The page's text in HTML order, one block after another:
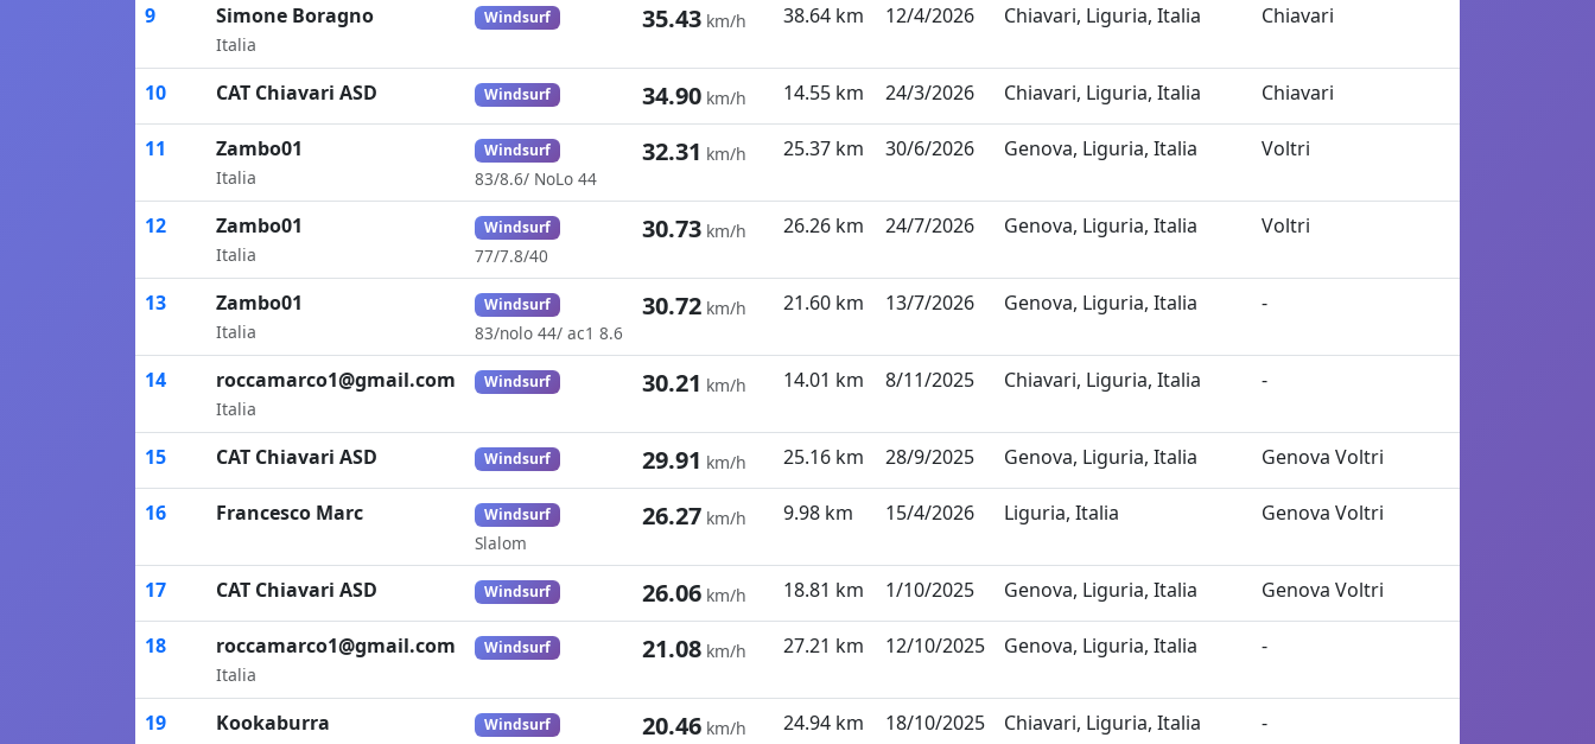
9 Simone Boragno
Italia
Windsurf 35.43 km/h 38.64 km 12/4/2026 Chiavari, Liguria, Italia Chiavari
10 CAT Chiavari ASD Windsurf 34.90 km/h 14.55 km 24/3/2026 Chiavari, Liguria, Italia Chiavari
11 Zambo01
Italia
Windsurf
83/8.6/ NoLo 44
32.31 km/h 25.37 km 30/6/2026 Genova, Liguria, Italia Voltri
12 Zambo01
Italia
Windsurf
77/7.8/40
30.73 km/h 26.26 km 24/7/2026 Genova, Liguria, Italia Voltri
13 Zambo01
Italia
Windsurf
83/nolo 44/ ac1 8.6
30.72 km/h 21.60 km 13/7/2026 Genova, Liguria, Italia -
14 roccamarco1@gmail.com
Italia
Windsurf 30.21 km/h 14.01 km 8/11/2025 Chiavari, Liguria, Italia -
15 CAT Chiavari ASD Windsurf 29.91 km/h 25.16 km 28/9/2025 Genova, Liguria, Italia Genova Voltri
16 Francesco Marc Windsurf
Slalom
26.27 km/h 9.98 km 15/4/2026 Liguria, Italia Genova Voltri
17 CAT Chiavari ASD Windsurf 26.06 km/h 18.81 km 1/10/2025 Genova, Liguria, Italia Genova Voltri
18 roccamarco1@gmail.com
Italia
Windsurf 21.08 km/h 27.21 km 12/10/2025 Genova, Liguria, Italia -
19 Kookaburra Windsurf 20.46 km/h 24.94 km 18/10/2025 Chiavari, Liguria, Italia -